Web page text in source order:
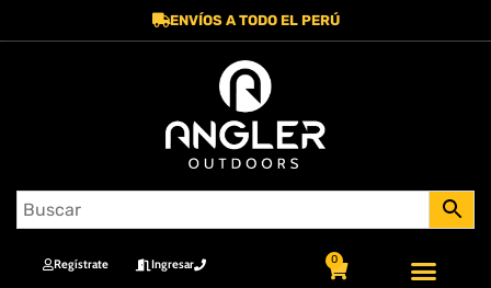
ENVÍOS A TODO EL PERÚ
Regístrate Ingresar 0